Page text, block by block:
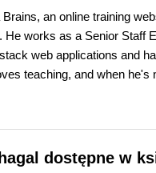
an online training
works as a Senior Staff
web applications and
teaching, and when
dostępne w